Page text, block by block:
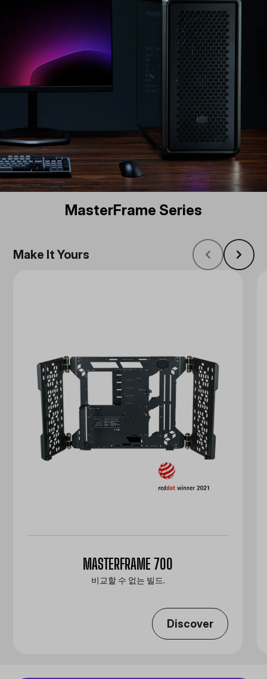
MasterFrame Series
Make It Yours
MASTERFRAME 700
비교할 수 없는 빌드.
Discover